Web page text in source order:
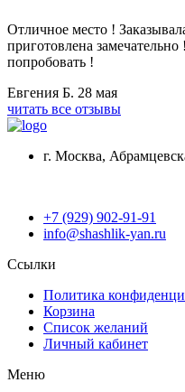
Отличное место !
приготовлена
попробовать !
Евгения Б. 28 мая
читать все отзывы
г. Москва,
+7 (929) 902-91-91
info@shashlik-yan.ru
Ссылки
Политика
Корзина
Список желаний
Личный кабинет
Меню